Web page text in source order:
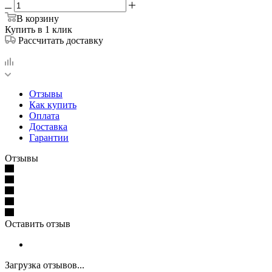
В корзину
Купить в 1 клик
Рассчитать доставку
Отзывы
Как купить
Оплата
Доставка
Гарантии
Отзывы
Оставить отзыв
Загрузка отзывов...